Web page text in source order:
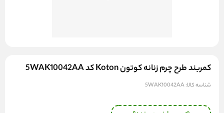
کمربند طرح چرم زنانه کوتون Koton کد 5WAK10042AA
شناسه کالا:5WAK10042AA